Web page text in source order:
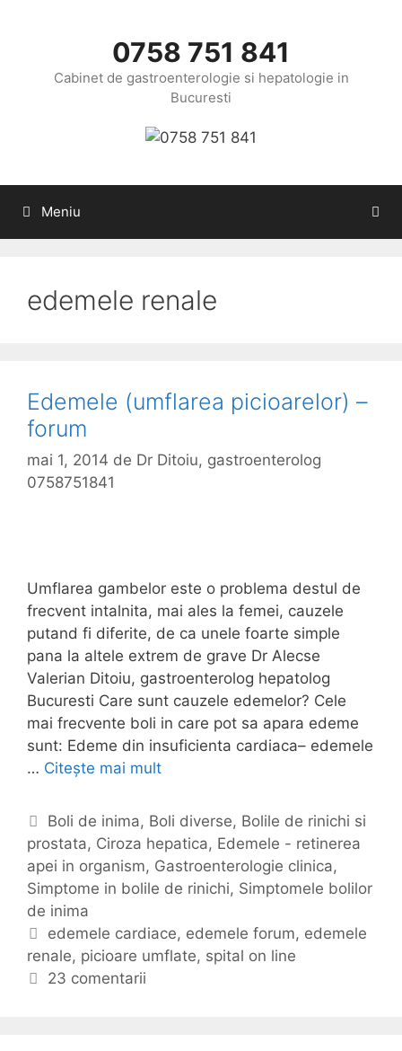
0758 751 841
Cabinet de gastroenterologie si hepatologie in
Bucuresti
Meniu
edemele renale
Edemele (umflarea picioarelor) –
forum
mai 1, 2014 de Dr Ditoiu, gastroenterolog
0758751841
Umflarea gambelor este o problema destul de
frecvent intalnita, mai ales la femei, cauzele
putand fi diferite, de ca unele foarte simple
pana la altele extrem de grave Dr Alecse
Valerian Ditoiu, gastroenterolog hepatolog
Bucuresti Care sunt cauzele edemelor? Cele
mai frecvente boli in care pot sa apara edeme
sunt: Edeme din insuficienta cardiaca– edemele
… Citește mai mult
e
m
e
(
u
C
a
t
e
g
o
r
i
Boli de inima, Boli diverse, Bolile de rinichi si
prostata, Ciroza hepatica, Edemele - retinerea
apei in organism, Gastroenterologie clinica,
Simptome in bolile de rinichi, Simptomele bolilor
de inima
E
t
i
edemele cardiace, edemele forum, edemele
renale, picioare umflate, spital on line
23 comentarii